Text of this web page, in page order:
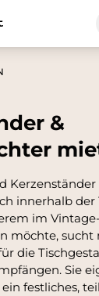
&
innerhalb
im
möchte, sucht
die
Sie
festliches,